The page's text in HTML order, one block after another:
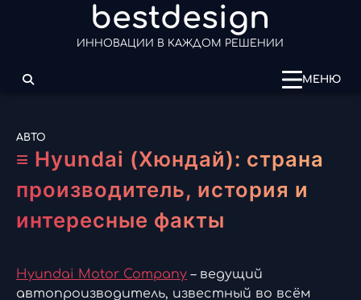
содержимому
bestdesign
ИННОВАЦИИ В КАЖДОМ РЕШЕНИИ
МЕНЮ
АВТО
≡ Hyundai (Хюндай): страна
производитель, история и
интересные факты
Hyundai Motor Company – ведущий
автопроизводитель, известный во всём